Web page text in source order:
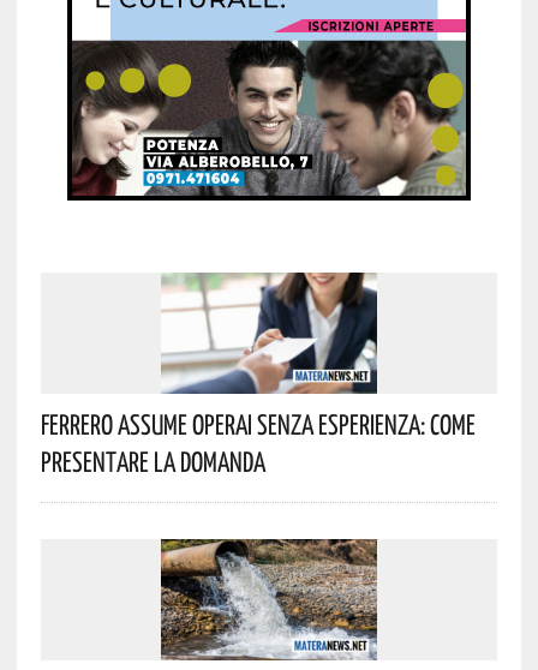
Ferrero Assume Operai Senza Esperienza: Come
Presentare La Domanda